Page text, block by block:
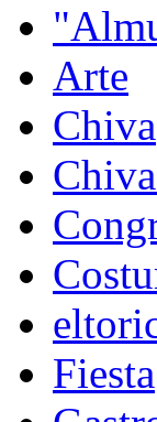
Arte
Chiva
Fiesta